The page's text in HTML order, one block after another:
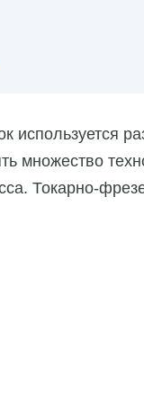
используется
множество
Токарно-